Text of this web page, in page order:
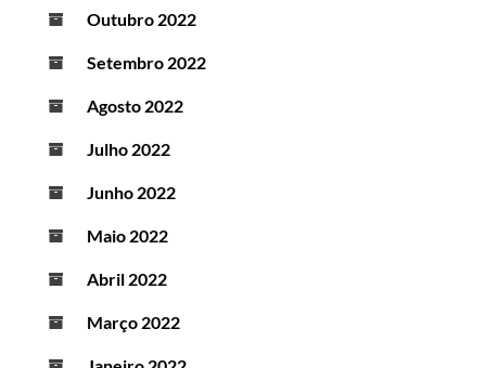
Outubro 2022
Setembro 2022
Agosto 2022
Julho 2022
Junho 2022
Maio 2022
Abril 2022
Março 2022